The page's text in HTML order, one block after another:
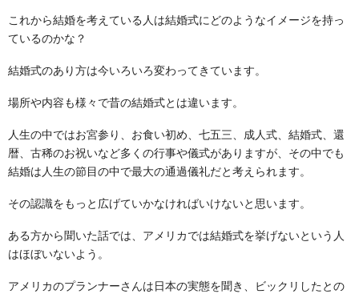
これから結婚を考えている人は結婚式にどのようなイメージを持っ
ているのかな？
結婚式のあり方は今いろいろ変わってきています。
場所や内容も様々で昔の結婚式とは違います。
人生の中ではお宮参り、お食い初め、七五三、成人式、結婚式、還
暦、古稀のお祝いなど多くの行事や儀式がありますが、その中でも
結婚は人生の節目の中で最大の通過儀礼だと考えられます。
その認識をもっと広げていかなければいけないと思います。
ある方から聞いた話では、アメリカでは結婚式を挙げないという人
はほぼいないよう。
アメリカのプランナーさんは日本の実態を聞き、ビックリしたとの